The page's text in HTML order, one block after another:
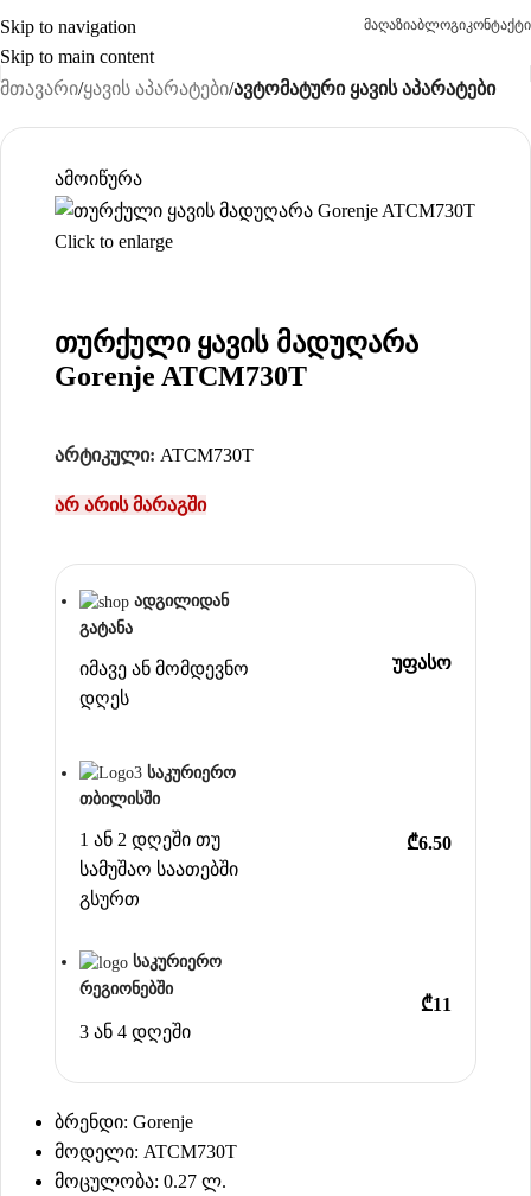
Skip to navigation
Skip to main content
მაღაზიაბლოგიკონტაქტი
მთავარი ყავის აპარატები ავტომატური ყავის აპარატები
ამოიწურა
Click to enlarge
თურქული ყავის მადუღარა
Gorenje ATCM730T
არტიკული: ATCM730T
არ არის მარაგში
ადგილიდან
გატანა
იმავე ან მომდევნო
დღეს
უფასო
საკურიერო
თბილისში
1 ან 2 დღეში თუ
სამუშაო საათებში
გსურთ
₾6.50
საკურიერო
რეგიონებში
3 ან 4 დღეში
₾11
ბრენდი: Gorenje
მოდელი: ATCM730T
მოცულობა: 0.27 ლ.